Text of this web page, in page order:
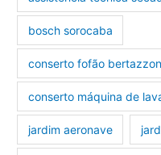
bosch sorocaba
conserto fofão
conserto máquina de
jardim aeronave